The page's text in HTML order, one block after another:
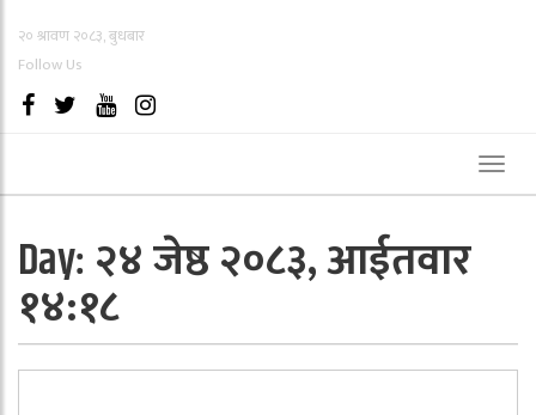
२० श्रावण २०८३, बुधबार
Follow Us
Day: २४ जेष्ठ २०८३, आईतवार
१४:१८